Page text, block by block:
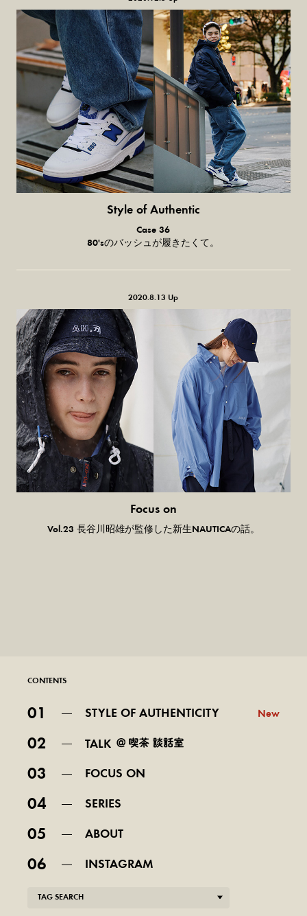
Style of Authentic
普通の服、普通のスタイル。
Case 36
80'sのバッシュが履きたくて。
2020.8.13 Up
Focus on
気になる服とか人とか。
Vol.23 長谷川昭雄が監修した新生NAUTICAの話。
CONTENTS
01 STYLE OF AUTHENTICITY New
02 TALK
03 FOCUS ON
04 SERIES
05 ABOUT
06 INSTAGRAM
TAG SEARCH